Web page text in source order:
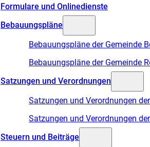
Formulare und Onlinedienste
Bebauungspläne
Bebauungspläne der Gemeinde
Bebauungspläne der Gemeinde
Satzungen und Verordnungen
Satzungen und Verordnungen
Satzungen und Verordnungen
Steuern und Beiträge